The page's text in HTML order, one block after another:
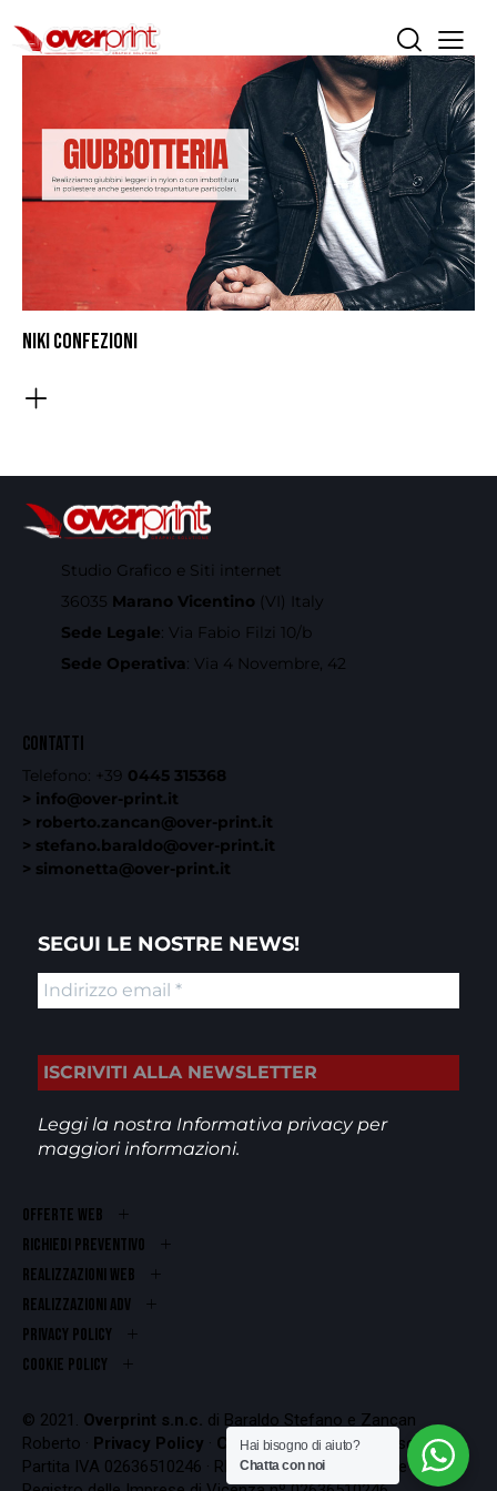
NIKI CONFEZIONI
Studio Grafico e Siti internet
36035 Marano Vicentino (VI) Italy
Sede Legale: Via Fabio Filzi 10/b
Sede Operativa: Via 4 Novembre, 42
CONTATTI
Telefono: +39 0445 315368
> info@over-print.it
> roberto.zancan@over-print.it
> stefano.baraldo@over-print.it
> simonetta@over-print.it
SEGUI LE NOSTRE NEWS!
Leggi la nostra Informativa privacyper
maggiori informazioni.
OFFERTE WEB
RICHIEDI PREVENTIVO
REALIZZAZIONI WEB
Realizzazioni ADV
PRIVACY POLICY
COOKIE POLICY
© 2021. Overprint s.n.c. di Baraldo Stefano e Zancan
Roberto · Privacy Policy · Cookie Policy Codice Fiscale e
Partita IVA 02636510246 · REA VI-262407 · Iscrizione al
Hai bisogno di aiuto?
Chatta con noi